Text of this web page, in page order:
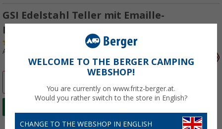
GSI Edelstahl Teller mit Emaille-
Beschichtung
Art.-Nr.: 449870
WELCOME TO THE BERGER CAMPING
WEBSHOP!
You are currently on www.fritz-berger.at.
Would you rather switch to the store in English?
CHANGE TO THE WEBSHOP IN ENGLISH